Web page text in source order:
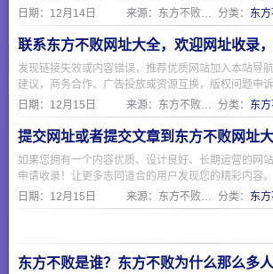
的强强联合，各兄弟
城市互相支持，共同
打造您可信赖的黄冈
4. 严格人工审核机制，确保收录质量，5. 专注便民服
日期： 12月14日 来源：东方不败网址大全 分类： 东
联系东方不败网址大全，欢迎网址收录
发现链接失效或内容错误，推荐优质网站加入本站导
建议，商务合作、广告投放或资源互换，版权问题申
日期： 12月15日 来源：东方不败网址大全 分类： 东
提交网址或者提交文章到东方不败网址
如果您拥有一个内容优质、设计良好、长期运营的网
申请收录！让更多志同道合的用户发现您的精彩内容。
日期： 12月15日 来源：东方不败网址大全 分类： 东
东方不败是谁？东方不败为什么那么多